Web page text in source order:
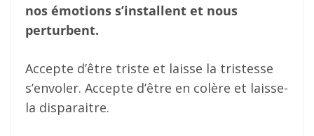
nos émotions s’installent et nous
perturbent.
Accepte d’être triste et laisse la tristesse
s’envoler. Accepte d’être en colère et laisse-
la disparaitre.